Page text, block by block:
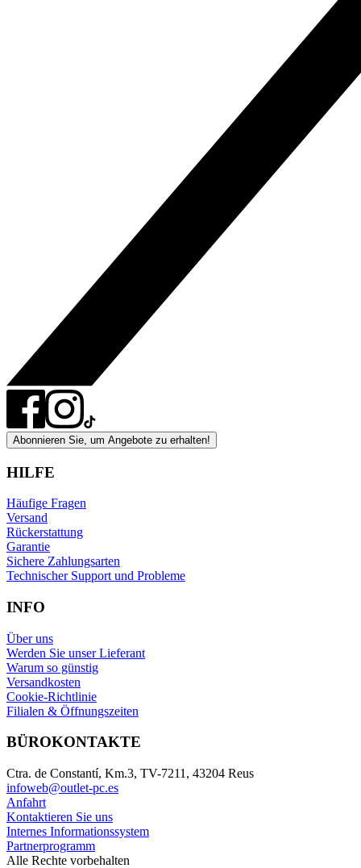
Abonnieren Sie, um Angebote zu erhalten!
HILFE
Häufige Fragen
Versand
Rückerstattung
Garantie
Sichere Zahlungsarten
Technischer Support und Probleme
INFO
Über uns
Werden Sie unser Lieferant
Warum so günstig
Versandkosten
Cookie-Richtlinie
Filialen & Öffnungszeiten
BÜROKONTAKTE
Ctra. de Constantí, Km.3, TV-7211, 43204 Reus
infoweb@outlet-pc.es
Anfahrt
Kontaktieren Sie uns
Internes Informationssystem
Partnerprogramm
Alle Rechte vorbehalten